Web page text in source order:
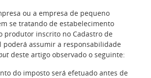
ou a empresa de pequeno
se tratando de estabelecimento
produtor inscrito no Cadastro de
poderá assumir a responsabilidade
deste artigo observado o seguinte:
do imposto será efetuado antes de